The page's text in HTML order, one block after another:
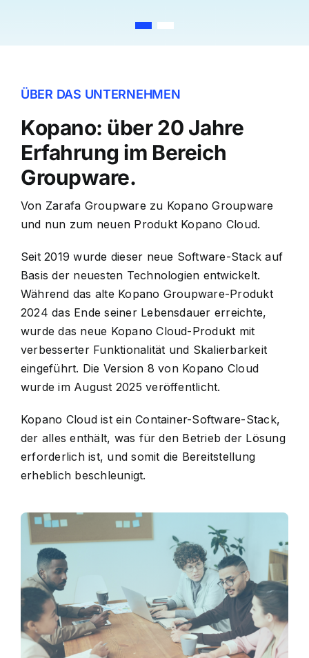
ÜBER DAS UNTERNEHMEN
Kopano: über 20 Jahre
Erfahrung im Bereich
Groupware.
Von Zarafa Groupware zu Kopano Groupware
und nun zum neuen Produkt Kopano Cloud.
Seit 2019 wurde dieser neue Software-Stack auf
Basis der neuesten Technologien entwickelt.
Während das alte Kopano Groupware-Produkt
2024 das Ende seiner Lebensdauer erreichte,
wurde das neue Kopano Cloud-Produkt mit
verbesserter Funktionalität und Skalierbarkeit
eingeführt. Die Version 8 von Kopano Cloud
wurde im August 2025 veröffentlicht.
Kopano Cloud ist ein Container-Software-Stack,
der alles enthält, was für den Betrieb der Lösung
erforderlich ist, und somit die Bereitstellung
erheblich beschleunigt.